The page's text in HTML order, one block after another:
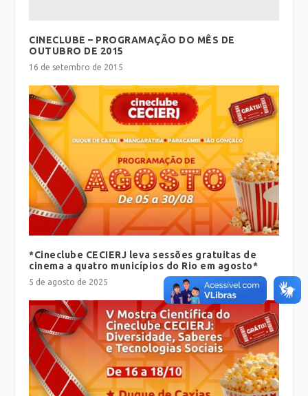
CINECLUBE – PROGRAMAÇÃO DO MÊS DE
OUTUBRO DE 2015
16 de setembro de 2015
*Cineclube CECIERJ leva sessões gratuitas de
cinema a quatro municípios do Rio em agosto*
5 de agosto de 2025